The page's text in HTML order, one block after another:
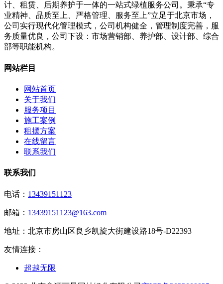
计、租赁、后期养护于一体的一站式绿植服务公司。秉承“专
业精神、品质至上、严格管理、服务至上”立足于北京市场，
公司实行现代化管理模式，公司机构健全，管理制度完善，服
务质量优良，公司下设：市场营销部、养护部、设计部、综合
部等职能机构。
网站栏目
网站首页
关于我们
服务项目
施工案例
租摆方案
在线留言
联系我们
联系我们
电话： 13439151123
邮箱： 13439151123@163.com
地址： 北京市房山区良乡凯旋大街建设路18号-D22393
友情连接：
超越无限